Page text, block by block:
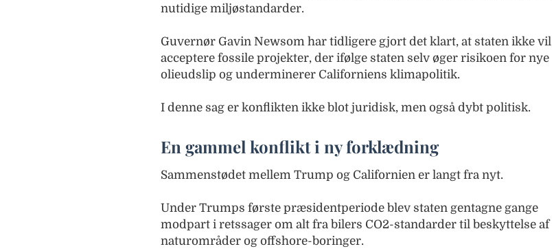
nutidige miljøstandarder.
Guvernør Gavin Newsom har tidligere gjort det klart, at staten ikke vil
acceptere fossile projekter, der ifølge staten selv øger risikoen for nye
olieudslip og underminerer Californiens klimapolitik.
I denne sag er konflikten ikke blot juridisk, men også dybt politisk.
En gammel konflikt i ny forklædning
Sammenstødet mellem Trump og Californien er langt fra nyt.
Under Trumps første præsidentperiode blev staten gentagne gange
modpart i retssager om alt fra bilers CO2-standarder til beskyttelse af
naturområder og offshore-boringer.